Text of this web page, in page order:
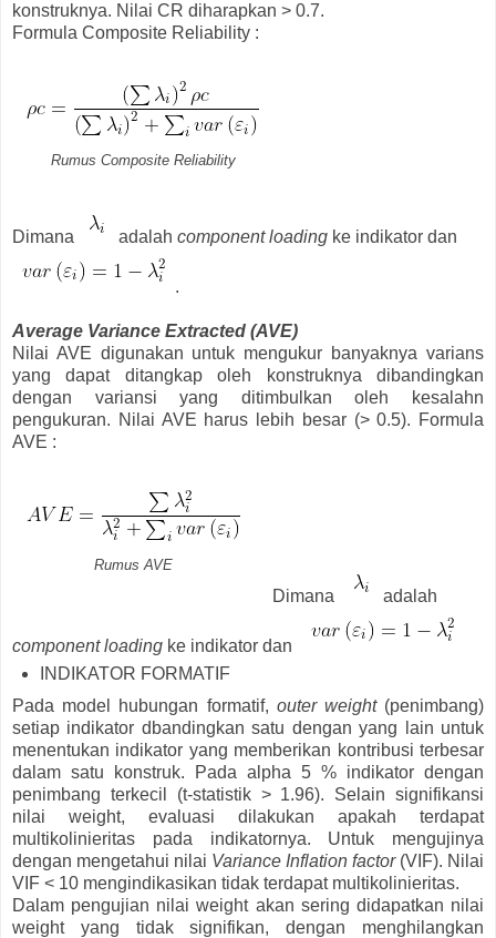
konstruknya. Nilai CR diharapkan > 0.7.
Formula Composite Reliability :
Rumus Composite Reliability
Dimana adalah component loading ke indikator dan
.
Average Variance Extracted (AVE)
Nilai AVE digunakan untuk mengukur banyaknya varians
yang dapat ditangkap oleh konstruknya dibandingkan
dengan variansi yang ditimbulkan oleh kesalahn
pengukuran. Nilai AVE harus lebih besar (> 0.5). Formula
AVE :
Rumus AVE
Dimana adalah
component loading ke indikator dan
INDIKATOR FORMATIF
Pada model hubungan formatif, outer weight(penimbang)
setiap indikator dbandingkan satu dengan yang lain untuk
menentukan indikator yang memberikan kontribusi terbesar
dalam satu konstruk. Pada alpha 5 % indikator dengan
penimbang terkecil (t-statistik > 1.96). Selain signifikansi
nilai weight, evaluasi dilakukan apakah terdapat
multikolinieritas pada indikatornya. Untuk mengujinya
dengan mengetahui nilai Variance Inflation factor(VIF). Nilai
VIF < 10 mengindikasikan tidak terdapat multikolinieritas.
Dalam pengujian nilai weight akan sering didapatkan nilai
weight yang tidak signifikan, dengan menghilangkan